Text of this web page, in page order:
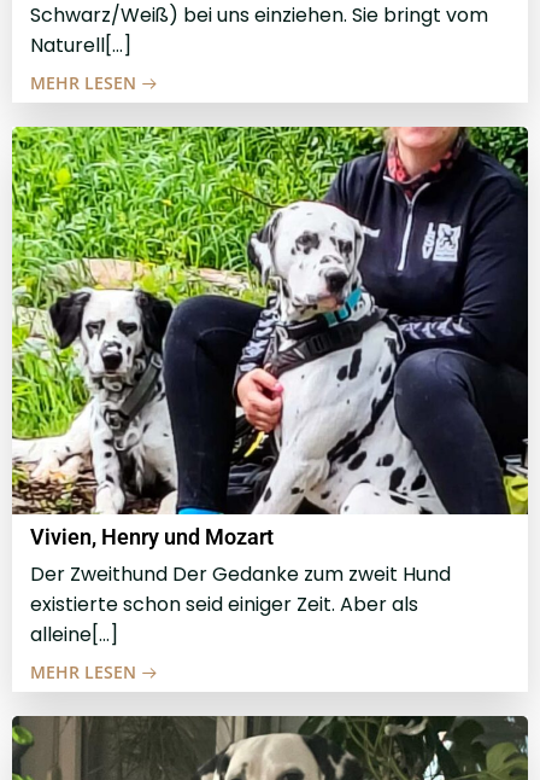
Schwarz/Weiß) bei uns einziehen. Sie bringt vom
Naturell[…]
MEHR LESEN
Vivien, Henry und Mozart
Der Zweithund Der Gedanke zum zweit Hund
existierte schon seid einiger Zeit. Aber als
alleine[…]
MEHR LESEN